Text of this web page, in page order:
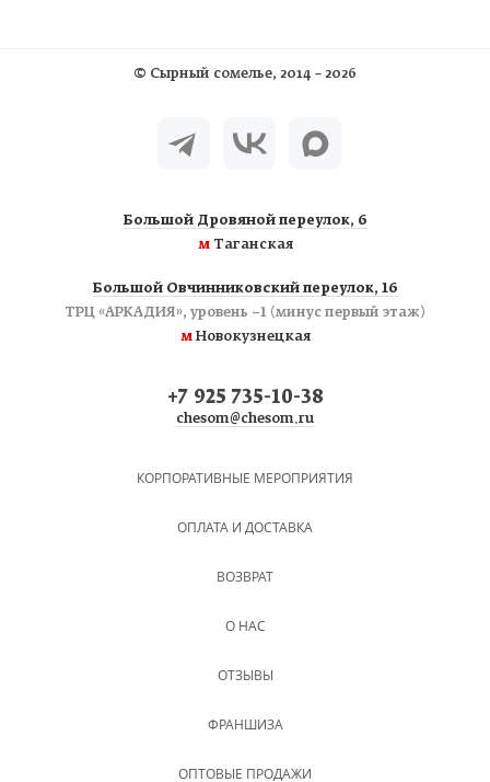
© Сырный сомелье, 2014 – 2026
Большой Дровяной переулок, 6
мТаганская
Большой Овчинниковский переулок, 16
ТРЦ «АРКАДИЯ», уровень −1 (минус первый этаж)
мНовокузнецкая
+7 925 735-10-38
chesom@chesom.ru
КОРПОРАТИВНЫЕ МЕРОПРИЯТИЯ
ОПЛАТА И ДОСТАВКА
ВОЗВРАТ
О НАС
ОТЗЫВЫ
ФРАНШИЗА
ОПТОВЫЕ ПРОДАЖИ